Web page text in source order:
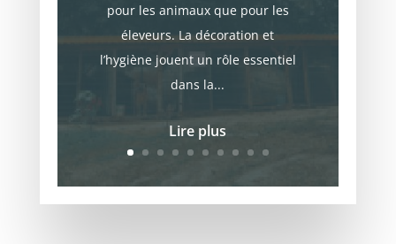
pour les animaux que pour les
éleveurs. La décoration et
l’hygiène jouent un rôle essentiel
dans la...
Lire plus